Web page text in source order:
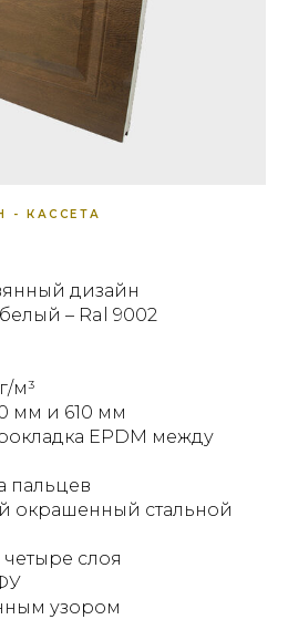
- КАССЕТА
дизайн
– Ral 9002
м³
мм и 610 мм
EPDM между
пальцев
окрашенный стальной
слоя
узором